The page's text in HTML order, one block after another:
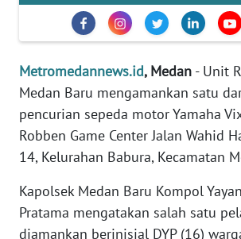
Metromedannews.id, Medan - Unit
Medan Baru mengamankan satu
pencurian sepeda motor Yamaha
Robben Game Center Jalan Wahid
14, Kelurahan Babura, Kecamatan
Kapolsek Medan Baru Kompol
Pratama mengatakan salah satu
diamankan berinisial DYP (16)
REDAKSI
DISCLAIMER
Wahana
Regional